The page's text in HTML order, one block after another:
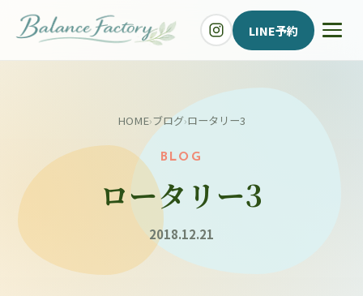
LINE予約
HOME›ブログ›ロータリー3
BLOG
ロータリー3
2018.12.21